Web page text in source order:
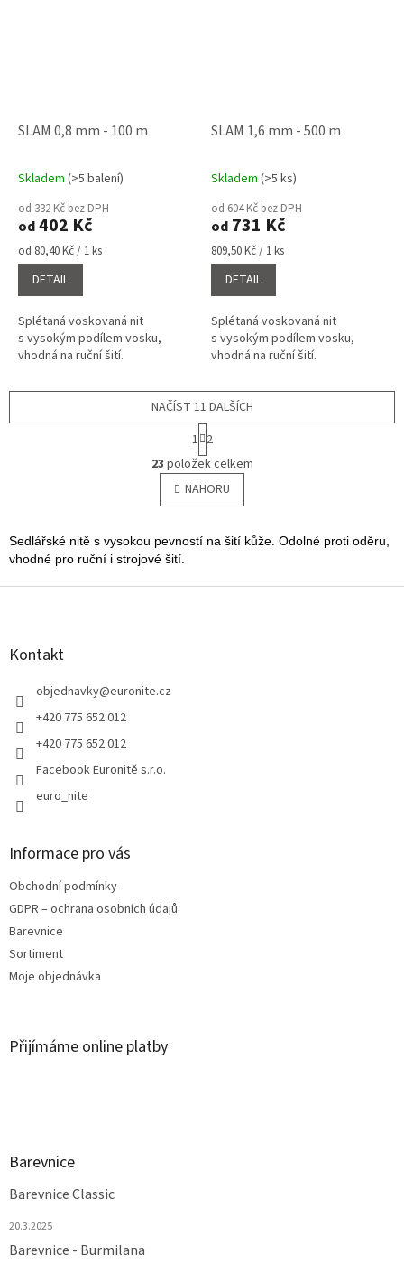
SLAM 0,8 mm - 100 m
Průměrné
hodnocení
produktu
je
5,0
z
hvězdiček.
Skladem (>5 balení)
od 332 Kč bez DPH
od402 Kč
Měrná
cena:
od 80,40 Kč / 1 ks
DETAIL
Splétaná voskovaná nit
s vysokým podílem vosku,
vhodná na ruční šití.
SLAM 1,6 mm - 500 m
Průměrné
hodnocení
produktu
je
4,7
z
hvězdiček.
Skladem (>5 ks)
od 604 Kč bez DPH
od 731 Kč
Měrná
cena:
809,50 Kč / 1 ks
DETAIL
Splétaná voskovaná nit
s vysokým podílem vosku,
vhodná na ruční šití.
O
v
l
á
a
p
NAČÍST 11 DALŠÍCH
S
t
r
á
n
k
v
í
1 2
23 položek celkem
NAHORU
Sedlářské nitě s vysokou pevností na šití kůže. Odolné proti oděru,
vhodné pro ruční i strojové šití.
Z
Kontakt
objednavky@euronite.cz
+420 775 652 012
+420 775 652 012
Facebook Euronitě s.r.o.
euro_nite
Informace pro vás
Obchodní podmínky
GDPR – ochrana osobních údajů
Barevnice
Sortiment
Moje objednávka
Přijímáme online platby
Barevnice
Barevnice Classic
20.3.2025
Barevnice - Burmilana